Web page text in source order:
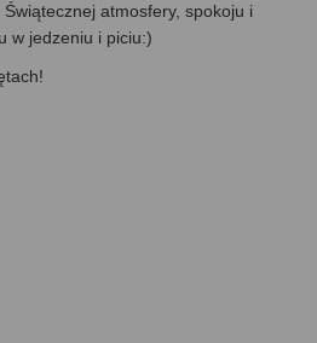
atmosfery, spokoju i
w jedzeniu i piciu:)